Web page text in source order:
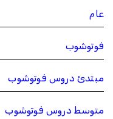
عام
فوتوشوب
مبتدئ دروس فوتوشوب
متوسط دروس فوتوشوب